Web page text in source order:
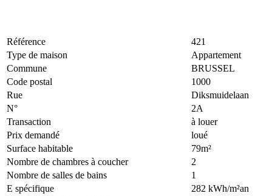
Référence
421
Type de maison
Appartement
Commune
BRUSSEL
Code postal
1000
Rue
Diksmuidelaan
N°
2A
Transaction
à louer
Prix demandé
loué
Surface habitable
79m²
Nombre de chambres à coucher
2
Nombre de salles de bains
1
E spécifique
282 kWh/m²an